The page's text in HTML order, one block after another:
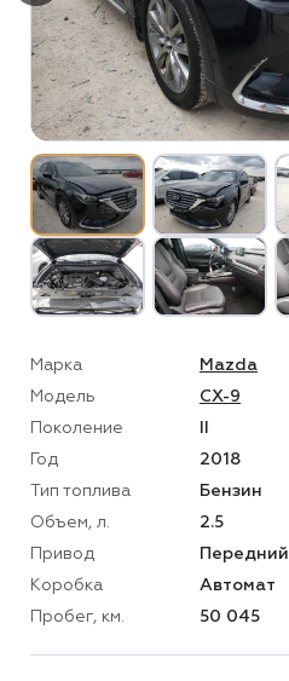
Марка
Mazda
Модель
CX-9
Поколение
Год
2018
Тип топлива
Бензин
Объем, л.
2.5
Привод
Передний
Коробка
Автомат
Пробег, км.
50 045